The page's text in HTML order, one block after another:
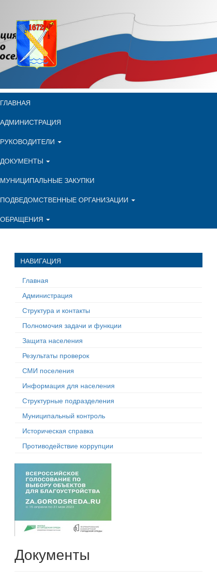
ГЛАВНАЯ
АДМИНИСТРАЦИЯ
РУКОВОДИТЕЛИ
ДОКУМЕНТЫ
МУНИЦИПАЛЬНЫЕ ЗАКУПКИ
ПОДВЕДОМСТВЕННЫЕ ОРГАНИЗАЦИИ
ОБРАЩЕНИЯ
НАВИГАЦИЯ
Главная
Администрация
Структура и контакты
Полномочия задачи и функции
Защита населения
Результаты проверок
СМИ поселения
Информация для населения
Структурные подразделения
Муниципальный контроль
Историческая справка
Противодействие коррупции
Документы